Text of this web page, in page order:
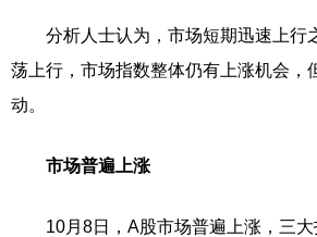
分析人士认为，市场短期迅速上行
荡上行，市场指数整体仍有上涨机会，
动。
市场普遍上涨
10月8日，A股市场普遍上涨，三大